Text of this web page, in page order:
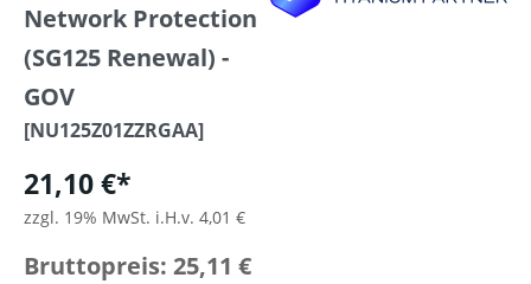
Network Protection
(SG125 Renewal) -
GOV
[NU125Z01ZZRGAA]
21,10 €*
zzgl. 19% MwSt. i.H.v. 4,01 €
Bruttopreis: 25,11 €